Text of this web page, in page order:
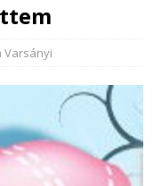
Varsányi